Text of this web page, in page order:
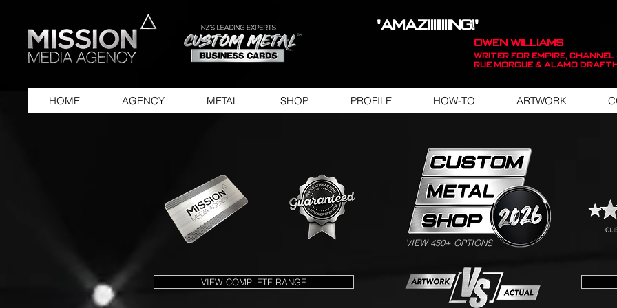
"AMAZIIIIIIIING!"
OWEN WILLIAMS
WRITER FOR EMPIRE, Channel
Rue Morgue & Alamo
HOME AGENCY METAL SHOP PROFILE HOW-TO ARTWORK
VIEW 450+ OPTIONS
VIEW COMPLETE RANGE